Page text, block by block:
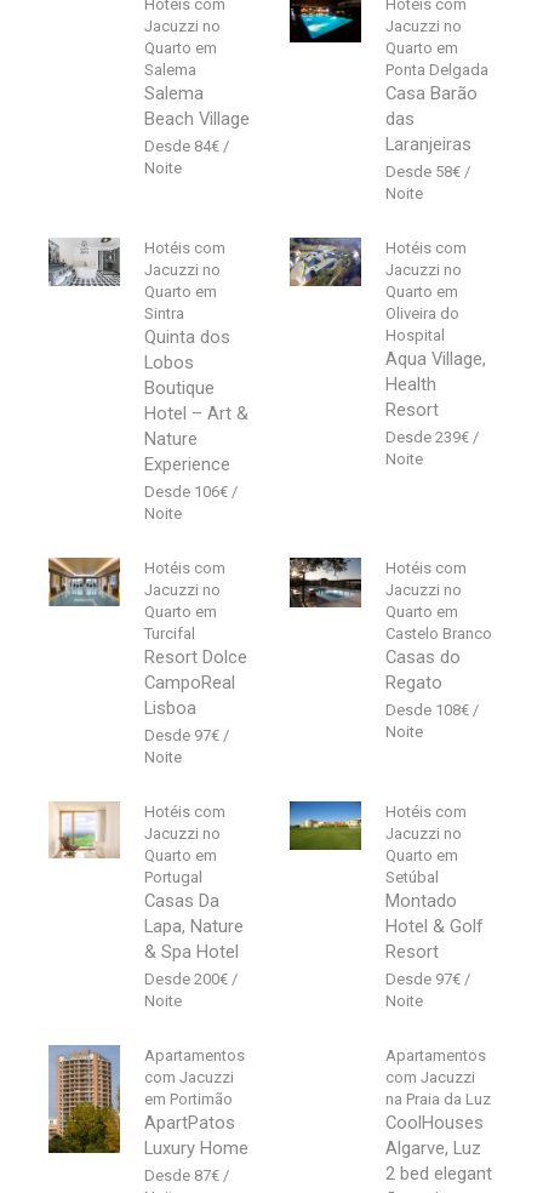
Hotéis com
Jacuzzi no
Quarto em
Salema
Salema
Beach Village
84€
Hotéis com
Jacuzzi no
Quarto em
Ponta Delgada
Casa Barão
das
Laranjeiras
58€
Hotéis com
Jacuzzi no
Quarto em
Sintra
Quinta dos
Lobos
Boutique
Hotel – Art &
Nature
Experience
106€
Hotéis com
Jacuzzi no
Quarto em
Oliveira do
Hospital
Aqua Village,
Health
Resort
239€
Hotéis com
Jacuzzi no
Quarto em
Turcifal
Resort Dolce
CampoReal
Lisboa
97€
Hotéis com
Jacuzzi no
Quarto em
Castelo Branco
Casas do
Regato
108€
Hotéis com
Jacuzzi no
Quarto em
Portugal
Casas Da
Lapa, Nature
& Spa Hotel
200€
Hotéis com
Jacuzzi no
Quarto em
Setúbal
Montado
Hotel & Golf
Resort
97€
Apartamentos
com Jacuzzi
em Portimão
ApartPatos
Luxury Home
87€
Apartamentos
com Jacuzzi
na Praia da Luz
CoolHouses
Algarve, Luz
2 bed elegant